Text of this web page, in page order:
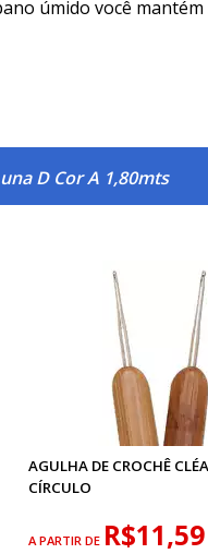
úmido você
D Cor A 1,80mts
AGULHA DE CROCHÊ
CÍRCULO
A PARTIR DE R$11,59